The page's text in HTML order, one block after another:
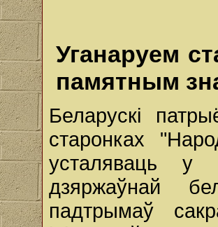
Уганаруем
памятным
Беларускі
старонках
усталяваць
дзяржаўнай
падтрымаў